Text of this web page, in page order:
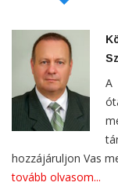
A
hozzájáruljon Vas
tovább olvasom...